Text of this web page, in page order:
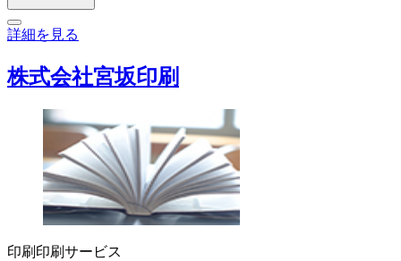
詳細を見る
株式会社宮坂印刷
印刷 印刷サービス